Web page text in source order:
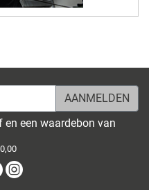
een waardebon van
Facebook